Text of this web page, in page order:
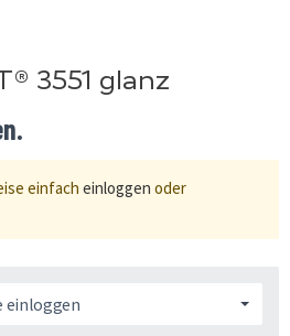
3551 glanz
einfach einloggen oder
einloggen